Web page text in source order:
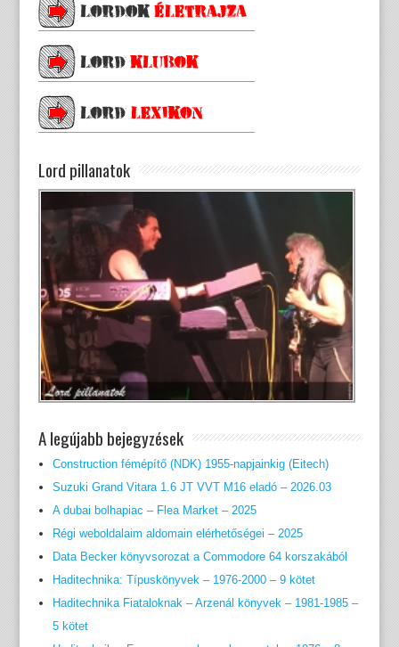
Lord pillanatok
A legújabb bejegyzések
Construction fémépítő (NDK) 1955-napjainkig (Eitech)
Suzuki Grand Vitara 1.6 JT VVT M16 eladó – 2026.03
A dubai bolhapiac – Flea Market – 2025
Régi weboldalaim aldomain elérhetőségei – 2025
Data Becker könyvsorozat a Commodore 64 korszakából
Haditechnika: Típuskönyvek – 1976-2000 – 9 kötet
Haditechnika Fiataloknak – Arzenál könyvek – 1981-1985 –
5 kötet